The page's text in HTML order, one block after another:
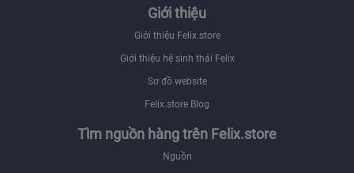
Giới thiệu
Giới thiệu Felix.store
Giới thiệu hệ sinh thái Felix
Sơ đồ website
Felix.store Blog
Tìm nguồn hàng trên Felix.store
Nguồn